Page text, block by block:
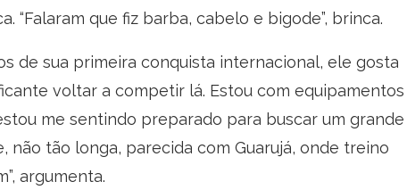
“Falaram que fiz barba, cabelo e bigode”, brinca.
de sua primeira conquista internacional, ele gosta
voltar a competir lá. Estou com equipamentos
me sentindo preparado para buscar um grande
não tão longa, parecida com Guarujá, onde treino
argumenta.